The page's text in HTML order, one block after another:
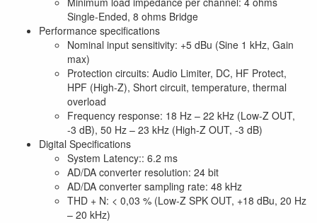
Single-Ended, 8 ohms Bridge
Performance specifications
Nominal input sensitivity: +5 dBu (Sine 1 kHz, Gain
max)
Protection circuits: Audio Limiter, DC, HF Protect,
HPF (High-Z), Short circuit, temperature, thermal
overload
Frequency response: 18 Hz – 22 kHz (Low-Z OUT,
-3 dB), 50 Hz – 23 kHz (High-Z OUT, -3 dB)
Digital Specifications
System Latency:: 6.2 ms
AD/DA converter resolution: 24 bit
AD/DA converter sampling rate: 48 kHz
THD + N: < 0,03 % (Low-Z SPK OUT, +18 dBu, 20 Hz
– 20 kHz)